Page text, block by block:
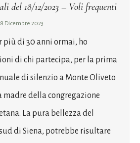
del 18/12/2023 – Voli frequenti
Dicembre 2023
più di 30 anni ormai, ho
di chi partecipa, per la prima
di silenzio a Monte Oliveto
madre della congregazione
La pura bellezza del
di Siena, potrebbe risultare